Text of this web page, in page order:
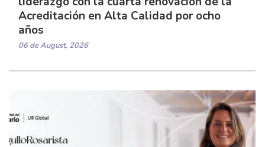
Acreditación en Alta Calidad por ocho
años
06 de August, 2026